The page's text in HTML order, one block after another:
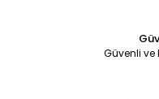
Güvenli